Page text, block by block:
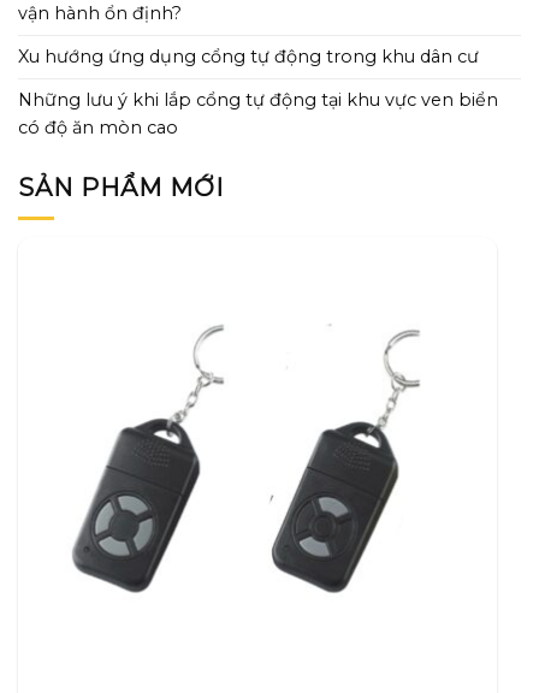
vận hành ổn định?
Xu hướng ứng dụng cổng tự động trong khu dân cư
Những lưu ý khi lắp cổng tự động tại khu vực ven biển
có độ ăn mòn cao
SẢN PHẨM MỚI